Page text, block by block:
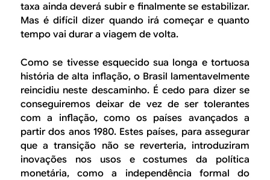
taxa ainda deverá subir e finalmente se estabilizar.
Mas é difícil dizer quando irá começar e quanto
tempo vai durar a viagem de volta.
Como se tivesse esquecido sua longa e tortuosa
história de alta inflação, o Brasil lamentavelmente
reincidiu neste descaminho. É cedo para dizer se
conseguiremos deixar de vez de ser tolerantes
com a inflação, como os países avançados a
partir dos anos 1980. Estes países, para assegurar
que a transição não se reverteria, introduziram
inovações nos usos e costumes da política
monetária, como a independência formal do